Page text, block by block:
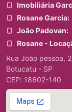
Imobiliária
Rosane Garcia:
João Padovan:
Rosane -
Rua João pessoa,
Botucatu - SP
CEP: 18602-140